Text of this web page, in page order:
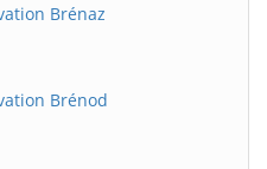
Brénaz
Brénod